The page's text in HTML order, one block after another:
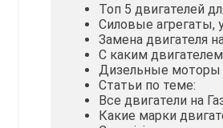
Топ 5 двигателей
Силовые агрегаты,
Замена двигателя
С каким
Дизельные моторы
Статьи по теме:
Все двигатели на
Какие марки